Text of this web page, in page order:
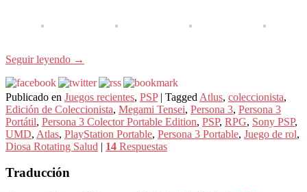
Seguir leyendo →
Publicado en Juegos recientes, PSP | Tagged Atlus, coleccionista,
Edición de Coleccionista, Megami Tensei, Persona 3, Persona 3
Portátil, Persona 3 Colector Portable Edition, PSP, RPG, Sony PSP,
UMD, Atlas, PlayStation Portable, Persona 3 Portable, Juego de rol,
Diosa Rotating Salud | 14 Respuestas
Traducción